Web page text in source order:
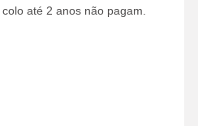
até 2 anos não pagam.